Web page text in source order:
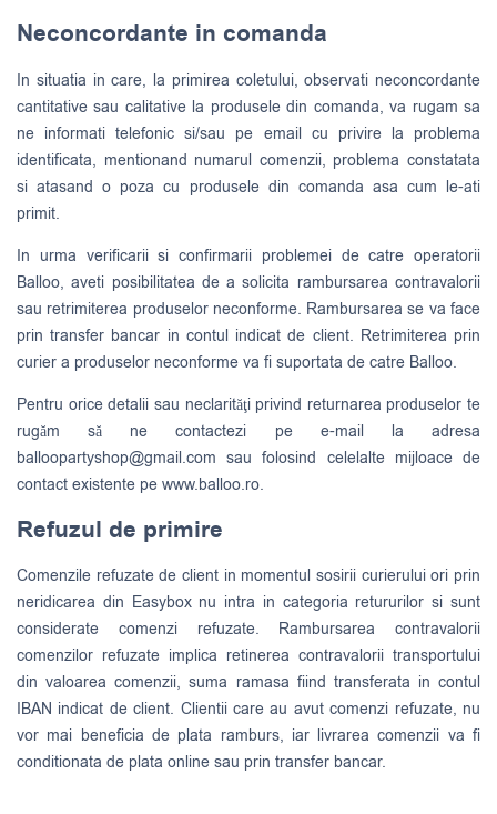
Neconcordante in comanda
In situatia in care, la primirea coletului, observati neconcordante
cantitative sau calitative la produsele din comanda, va rugam sa
ne informati telefonic si/sau pe email cu privire la problema
identificata, mentionand numarul comenzii, problema constatata
si atasand o poza cu produsele din comanda asa cum le-ati
primit.
In urma verificarii si confirmarii problemei de catre operatorii
Balloo, aveti posibilitatea de a solicita rambursarea contravalorii
sau retrimiterea produselor neconforme. Rambursarea se va face
prin transfer bancar in contul indicat de client. Retrimiterea prin
curier a produselor neconforme va fi suportata de catre Balloo.
Pentru orice detalii sau neclarităţi privind returnarea produselor te
rugăm să ne contactezi pe e-mail la adresa
balloopartyshop@gmail.com sau folosind celelalte mijloace de
contact existente pe www.balloo.ro.
Refuzul de primire
Comenzile refuzate de client in momentul sosirii curierului ori prin
neridicarea din Easybox nu intra in categoria retururilor si sunt
considerate comenzi refuzate. Rambursarea contravalorii
comenzilor refuzate implica retinerea contravalorii transportului
din valoarea comenzii, suma ramasa fiind transferata in contul
IBAN indicat de client. Clientii care au avut comenzi refuzate, nu
vor mai beneficia de plata ramburs, iar livrarea comenzii va fi
conditionata de plata online sau prin transfer bancar.